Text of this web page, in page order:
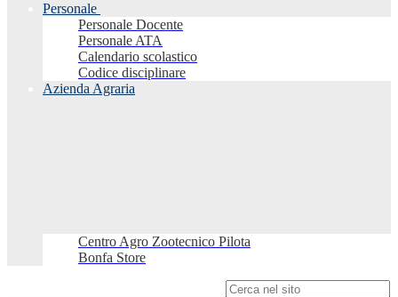
Personale
Personale Docente
Personale ATA
Calendario scolastico
Codice disciplinare
Azienda Agraria
Centro Agro Zootecnico Pilota
Bonfa Store